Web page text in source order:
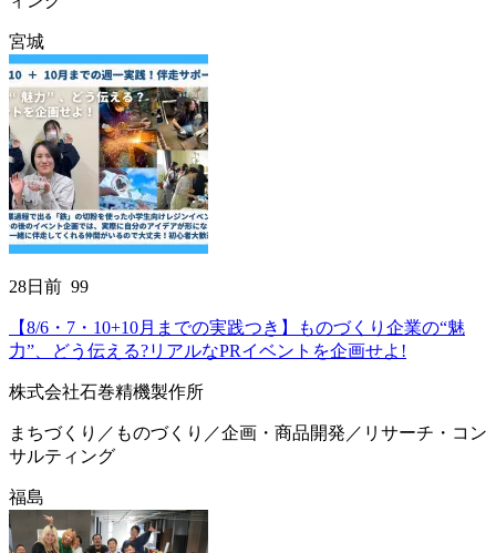
宮城
28日前 99
【8/6・7・10+10月までの実践つき】ものづくり企業の“魅
力”、どう伝える?リアルなPRイベントを企画せよ!
株式会社石巻精機製作所
まちづくり／ものづくり／企画・商品開発／リサーチ・コン
サルティング
福島